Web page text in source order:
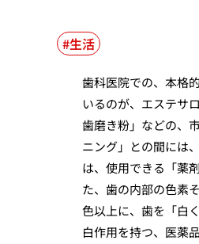
生活
歯科医院での、本格
いるのが、エステサ
歯磨き粉」などの、
ニング」との間には
は、使用できる「薬
た、歯の内部の色素
色以上に、歯を「白
白作用を持つ、医薬